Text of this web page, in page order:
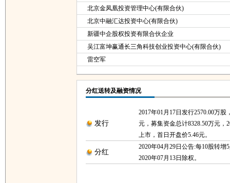
北京金凤凰投资管理中心(有限合伙)
北京中融汇达投资中心(有限合伙)
新疆中企股权投资有限合伙企业
吴江富坤赢通长三角科技创业投资中心(有限合伙)
雷空军
分红送转及融资情况
发行
2017年01月17日发行2570.00万股
元，募集资金总计8328.50万元，
上市，首日开盘价5.46元。
分红
2020年04月29日公告:每10股转增
2020年07月13日除权。